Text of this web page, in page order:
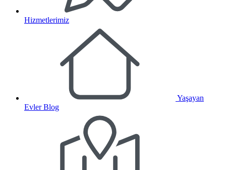
Hizmetlerimiz
Yaşayan
Evler Blog